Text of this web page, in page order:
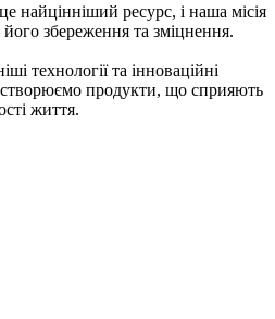
ресурс, і наша місія
збереження та зміцнення.
технології та інноваційні
продукти, що сприяють
життя.